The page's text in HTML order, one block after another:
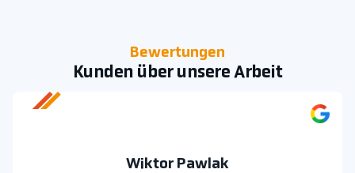
Bewertungen
Kunden über unsere Arbeit
Wiktor Pawlak